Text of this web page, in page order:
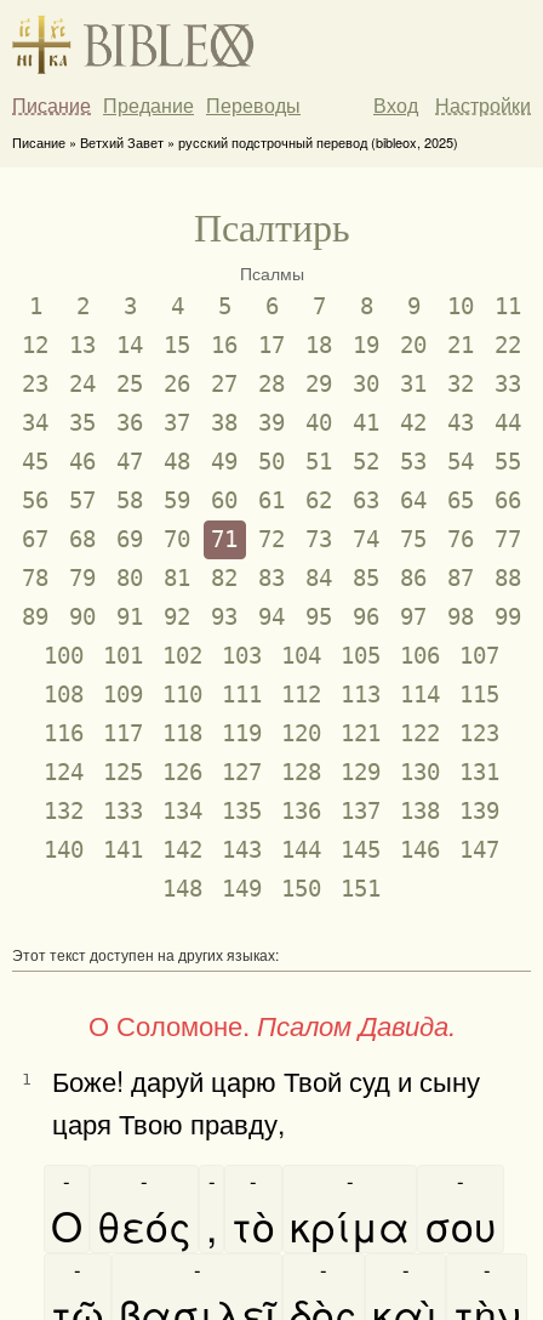
Писание Предание Переводы Вход Настройки
Писание » Ветхий Завет » русский подстрочный перевод (bibleox, 2025)
Псалтирь
Псалмы
1 2 3 4 5 6 7 8 9 10
11
12
13 14 15 16 17 18 19 20 21
22
23
24 25 26 27 28 29 30 31 32
33
34
35 36 37 38 39 40 41 42 43
44
45
46 47 48 49 50 51 52 53 54
55
56
57 58 59 60 61 62 63 64 65
66
67
68 69 70 71 72 73 74 75 76
77
78
79 80 81 82 83 84 85 86 87
88
89
90 91 92 93 94 95 96 97 98
99
100
101 102 103 104 105 106
107
108
109 110 111 112 113 114
115
116
117 118 119 120 121 122
123
124
125 126 127 128 129 130
131
132
133 134 135 136 137 138
139
140
141 142 143 144 145 146
147
148
149 150 151
Этот текст доступен на других языках:
О Соломоне. Псалом Давида.
1
Боже! даруй царю Твой суд и сыну
царя Твою правду,
Ο
-
θεός
-
,
-
τὸ
-
κρίμα
-
σου
-
- - - - -